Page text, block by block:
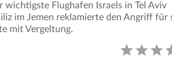
wichtigste Flughafen Israels in Tel Aviv
im Jemen reklamierte den Angriff für
mit Vergeltung.